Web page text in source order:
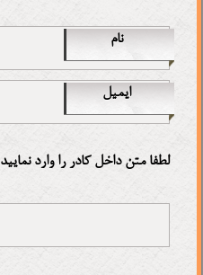
نام
ایمیل
لطفا متن داخل کادر را وارد نمایید